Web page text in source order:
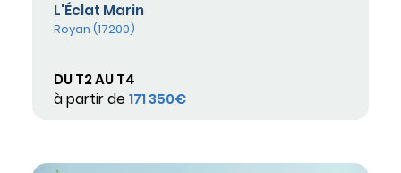
L'Éclat Marin
Royan (17200)
DU T2 AU T4
à partir de 171 350€